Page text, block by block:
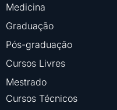
Medicina
Graduação
Pós-graduação
Cursos Livres
Mestrado
Cursos Técnicos